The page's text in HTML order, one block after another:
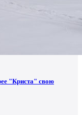
"Криста" свою